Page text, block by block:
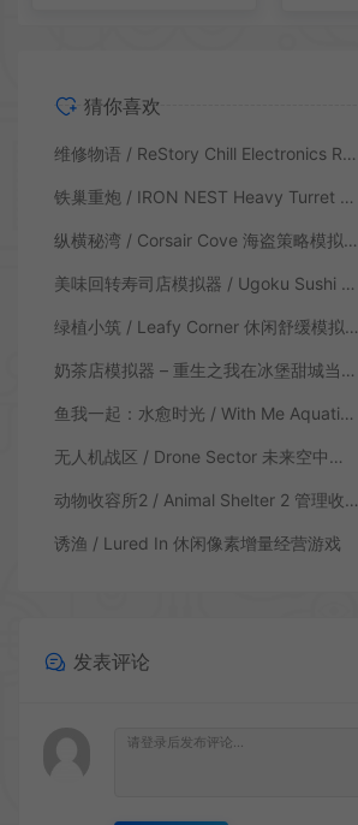
猜你喜欢
维修物语 / ReStory Chill Electronics Repairs 拆解修理模拟游戏
铁巢重炮 / IRON NEST Heavy Turret 柴油朋克重型火炮游戏
纵横秘湾 / Corsair Cove 海盗策略模拟游戏
美味回转寿司店模拟器 / Ugoku Sushi Bar 休闲治愈模拟游戏
绿植小筑 / Leafy Corner 休闲舒缓模拟游戏
奶茶店模拟器 – 重生之我在冰堡甜城当店长 / Boba Cafe Simulator 模拟经营游戏
鱼我一起：水愈时光 / With Me Aquatic Time 休闲养鱼游戏
无人机战区 / Drone Sector 未来空中炮艇游戏
动物收容所2 / Animal Shelter 2 管理收容模拟游戏
诱渔 / Lured In 休闲像素增量经营游戏
发表评论